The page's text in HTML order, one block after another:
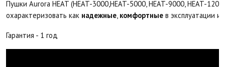
Пушки Aurora HEAT (HEAT-3000,HEAT-5000, HEAT-9000, HEAT-
охарактеризовать как надежные, комфортные в эксплуатации и
Гарантия - 1 год